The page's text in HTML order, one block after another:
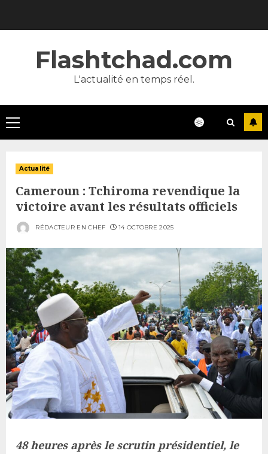
Flashtchad.com
L'actualité en temps réel.
Primary
Menu
Actualité
Cameroun : Tchiroma revendique la
victoire avant les résultats officiels
RÉDACTEUR EN CHEF 14 OCTOBRE 2025
48 heures après le scrutin présidentiel, le